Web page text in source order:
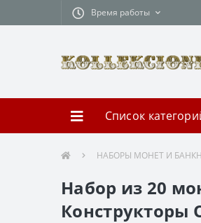
Время работы
Список
НАБОРЫ МОНЕТ И
Набор из 20
Конструкторы